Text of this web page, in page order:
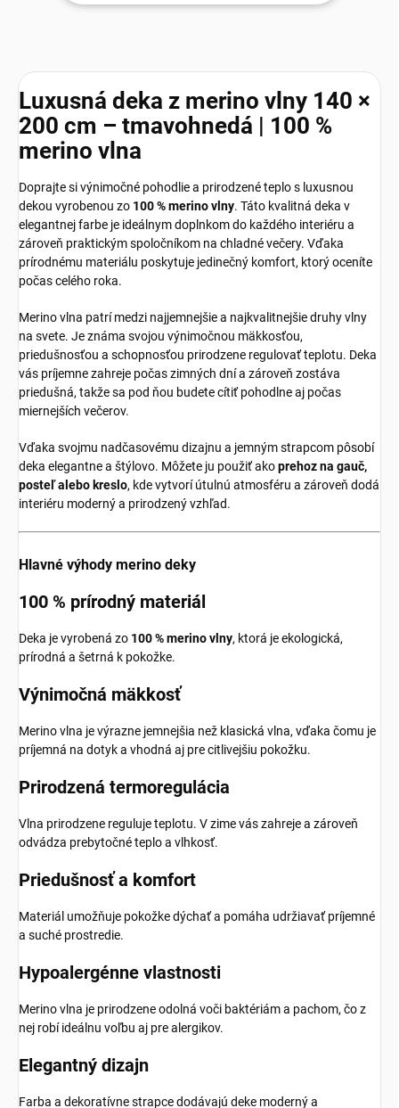
Luxusná deka z merino vlny 140 ×
200 cm – tmavohnedá | 100 %
merino vlna
Doprajte si výnimočné pohodlie a prirodzené teplo s luxusnou
dekou vyrobenou zo 100 % merino vlny. Táto kvalitná deka v
elegantnej farbe je ideálnym doplnkom do každého interiéru a
zároveň praktickým spoločníkom na chladné večery. Vďaka
prírodnému materiálu poskytuje jedinečný komfort, ktorý oceníte
počas celého roka.
Merino vlna patrí medzi najjemnejšie a najkvalitnejšie druhy vlny
na svete. Je známa svojou výnimočnou mäkkosťou,
priedušnosťou a schopnosťou prirodzene regulovať teplotu. Deka
vás príjemne zahreje počas zimných dní a zároveň zostáva
priedušná, takže sa pod ňou budete cítiť pohodlne aj počas
miernejších večerov.
Vďaka svojmu nadčasovému dizajnu a jemným strapcom pôsobí
deka elegantne a štýlovo. Môžete ju použiť akoprehoz na gauč,
posteľ alebo kreslo, kde vytvorí útulnú atmosféru a zároveň dodá
interiéru moderný a prirodzený vzhľad.
Hlavné výhody merino deky
100 % prírodný materiál
Deka je vyrobená zo 100 % merino vlny, ktorá je ekologická,
prírodná a šetrná k pokožke.
Výnimočná mäkkosť
Merino vlna je výrazne jemnejšia než klasická vlna, vďaka čomu je
príjemná na dotyk a vhodná aj pre citlivejšiu pokožku.
Prirodzená termoregulácia
Vlna prirodzene reguluje teplotu. V zime vás zahreje a zároveň
odvádza prebytočné teplo a vlhkosť.
Priedušnosť a komfort
Materiál umožňuje pokožke dýchať a pomáha udržiavať príjemné
a suché prostredie.
Hypoalergénne vlastnosti
Merino vlna je prirodzene odolná voči baktériám a pachom, čo z
nej robí ideálnu voľbu aj pre alergikov.
Elegantný dizajn
Farba a dekoratívne strapce dodávajú deke moderný a